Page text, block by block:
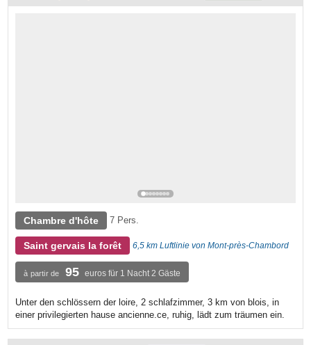
Chambre d'hôte 7 Pers.
Saint gervais la forêt 6,5 km Luftlinie von Mont-près-Chambord
à partir de 95 euros für 1 Nacht 2 Gäste
Unter den schlössern der loire, 2 schlafzimmer, 3 km von blois, in
einer privilegierten hause ancienne.ce, ruhig, lädt zum träumen ein.